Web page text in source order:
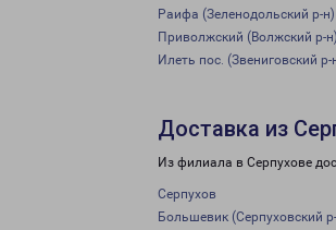
Раифа (Зеленодольский р-н)
Приволжский (Волжский р-н)
Илеть пос. (Звениговский р-
Доставка из
Из филиала в Серпухове
Серпухов
Большевик (Серпуховский